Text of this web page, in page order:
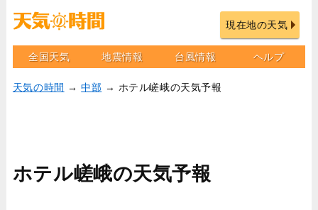
現在地の天気
全国天気 地震情報 台風情報 ヘルプ
天気の時間 →中部 → ホテル嵯峨の天気予報
ホテル嵯峨の天気予報